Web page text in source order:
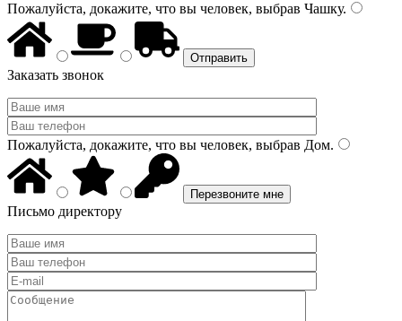
Пожалуйста, докажите, что вы человек, выбрав Чашку.
Заказать звонок
Пожалуйста, докажите, что вы человек, выбрав Дом.
Письмо директору